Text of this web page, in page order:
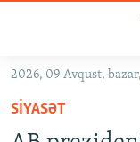
Əsas
qayıt
Əsas
GÜNDƏM
2026, 09 Avqust,
SIYASƏT